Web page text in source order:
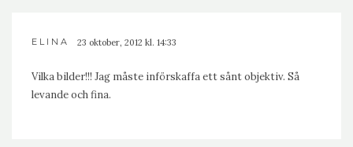
ELINA 23 oktober, 2012 kl. 14:33
Vilka bilder!!! Jag måste införskaffa ett sånt objektiv. Så
levande och fina.